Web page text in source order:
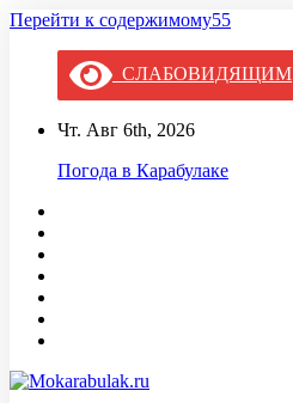
Перейти к содержимому55
СЛАБОВИДЯЩИМ
Чт. Авг 6th, 2026
Погода в Карабулаке